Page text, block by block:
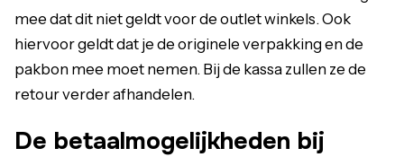
mee dat dit niet geldt voor de outlet winkels. Ook
hiervoor geldt dat je de originele verpakking en de
pakbon mee moet nemen. Bij de kassa zullen ze de
retour verder afhandelen.
De betaalmogelijkheden bij